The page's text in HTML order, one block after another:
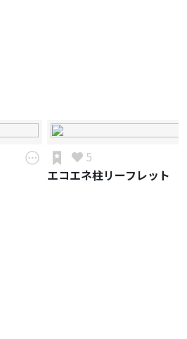
5
エコエネ柱リーフレット